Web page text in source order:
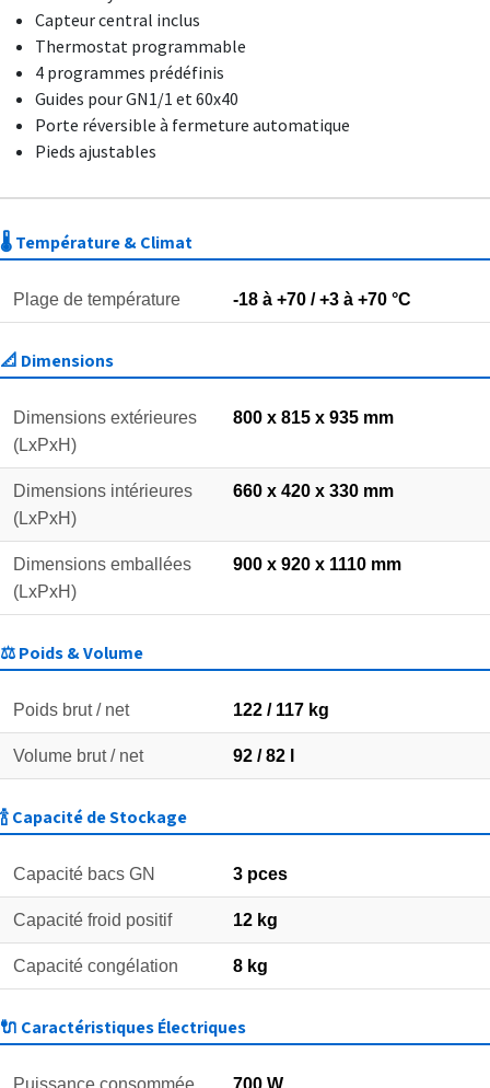
Capteur central inclus
Thermostat programmable
4 programmes prédéfinis
Guides pour GN1/1 et 60x40
Porte réversible à fermeture automatique
Pieds ajustables
🌡️ Température & Climat
Plage de température -18 à +70 / +3 à +70 °C
📐 Dimensions
Dimensions extérieures
(LxPxH)
800 x 815 x 935 mm
Dimensions intérieures
(LxPxH)
660 x 420 x 330 mm
Dimensions emballées
(LxPxH)
900 x 920 x 1110 mm
⚖️ Poids & Volume
Poids brut / net 122 / 117 kg
Volume brut / net 92 / 82 l
🍾 Capacité de Stockage
Capacité bacs GN 3 pces
Capacité froid positif 12 kg
Capacité congélation 8 kg
🔌 Caractéristiques Électriques
Puissance consommée 700 W